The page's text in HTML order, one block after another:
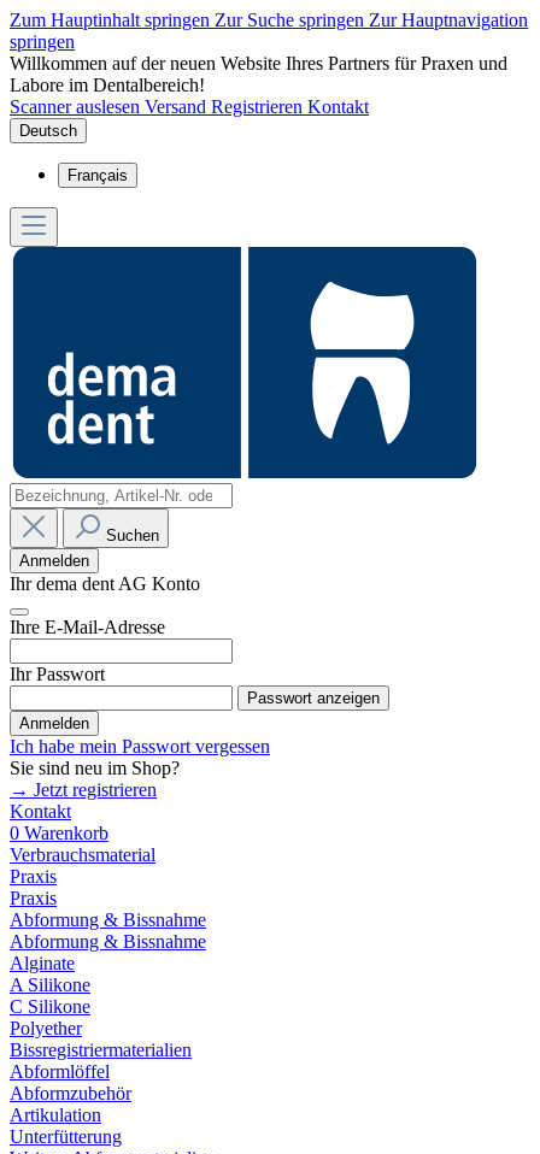
Zum Hauptinhalt springen Zur Suche springen Zur Hauptnavigation
springen
Willkommen auf der neuen Website Ihres Partners für Praxen und
Labore im Dentalbereich!
Scanner auslesen Versand Registrieren Kontakt
Deutsch
Français
Suchen
Anmelden
Ihr dema dent AG Konto
Ihre E-Mail-Adresse
Ihr Passwort
Passwort anzeigen
Anmelden
Ich habe mein Passwort vergessen
Sie sind neu im Shop?
→ Jetzt registrieren
Kontakt
0 Warenkorb
Verbrauchsmaterial
Praxis
Praxis
Abformung & Bissnahme
Abformung & Bissnahme
Alginate
A Silikone
C Silikone
Polyether
Bissregistriermaterialien
Abformlöffel
Abformzubehör
Artikulation
Unterfütterung